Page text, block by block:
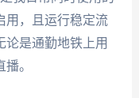
用，且运行稳定流
论是通勤地铁上用
。